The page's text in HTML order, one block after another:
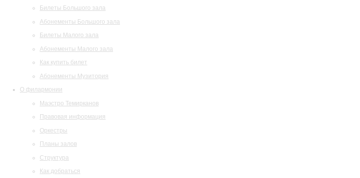
Билеты Большого зала
Абонементы Большого зала
Билеты Малого зала
Абонементы Малого зала
Как купить билет
Абонементы Музитория
О филармонии
Маэстро Темирканов
Правовая информация
Оркестры
Планы залов
Структура
Как добраться